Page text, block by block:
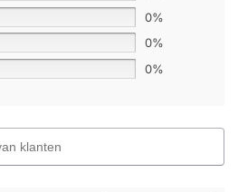
0%
0%
0%